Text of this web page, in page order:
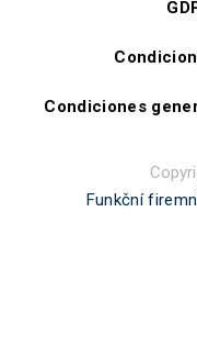
Condiciones
Funkční